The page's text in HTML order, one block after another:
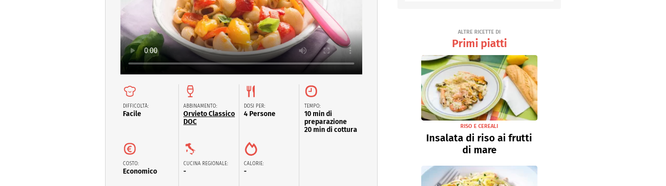
Pasqua
San Valentino
DIFFICOLTÀ:
Facile
ABBINAMENTO:
Orvieto Classico
DOC
COSTO:
Economico
CUCINA REGIONALE:
-
DOSI PER:
4 Persone
CALORIE:
-
TEMPO:
10 min di
preparazione
20 min di cottura
ALTRE RICETTE DI
Primi piatti
RISO E CEREALI
Insalata di riso ai frutti
di mare